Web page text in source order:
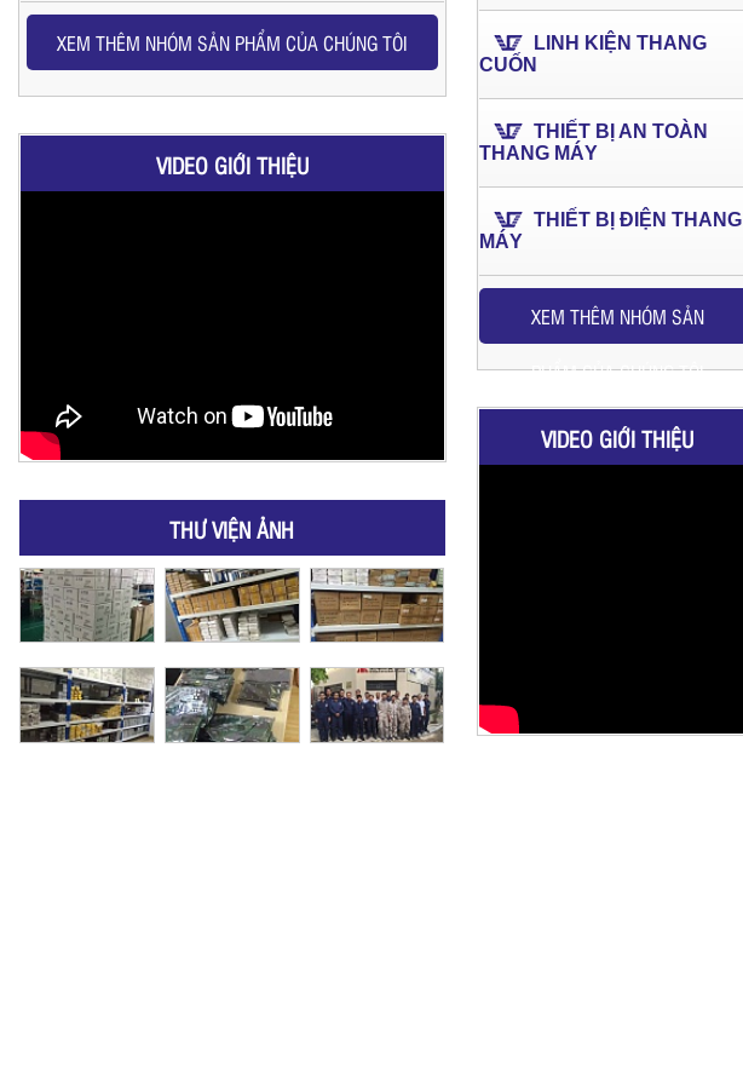
XEM THÊM NHÓM SẢN PHẨM CỦA CHÚNG TÔI
VIDEO GIỚI THIỆU
THƯ VIỆN ẢNH
LINH KIỆN THANG
CUỐN
THIẾT BỊ AN TOÀN
THANG MÁY
THIẾT BỊ ĐIỆN THANG
MÁY
XEM THÊM NHÓM SẢN
PHẨM CỦA CHÚNG TÔI
VIDEO GIỚI THIỆU